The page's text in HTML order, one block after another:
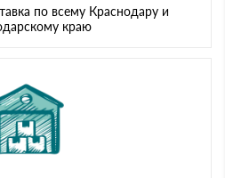
по всему Краснодару и
краю